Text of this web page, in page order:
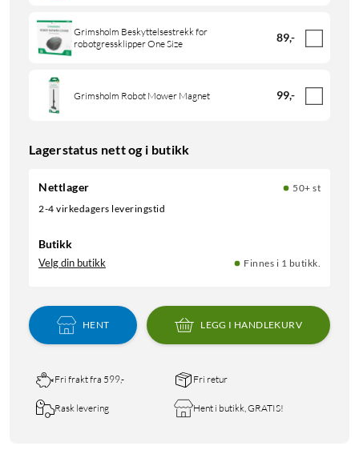
Grimsholm Beskyttelsestrekk for
robotgressklipper One Size
89,-
Grimsholm Robot Mower Magnet 99,-
Lagerstatus nett og i butikk
Nettlager
50+ st
2-4 virkedagers leveringstid
Butikk
Velg din butikk Finnes i 1 butikk.
HENT LEGG I HANDLEKURV
Fri frakt fra 599,- Fri retur
Rask levering Hent i butikk, GRATIS!